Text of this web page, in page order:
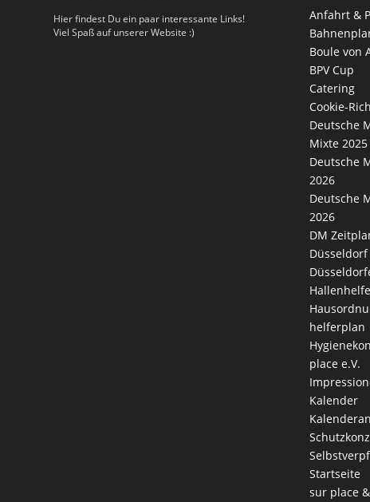
Hier findest Du ein paar interessante Links!
Viel Spaß auf unserer Website :)
Anfahrt &
Boule von
BPV Cup
Catering
Cookie-
Deutsche
Mixte 2025
Deutsche
2026
Deutsche
2026
DM
helferplan
place e.V.
Kalender
Startseite
sur place